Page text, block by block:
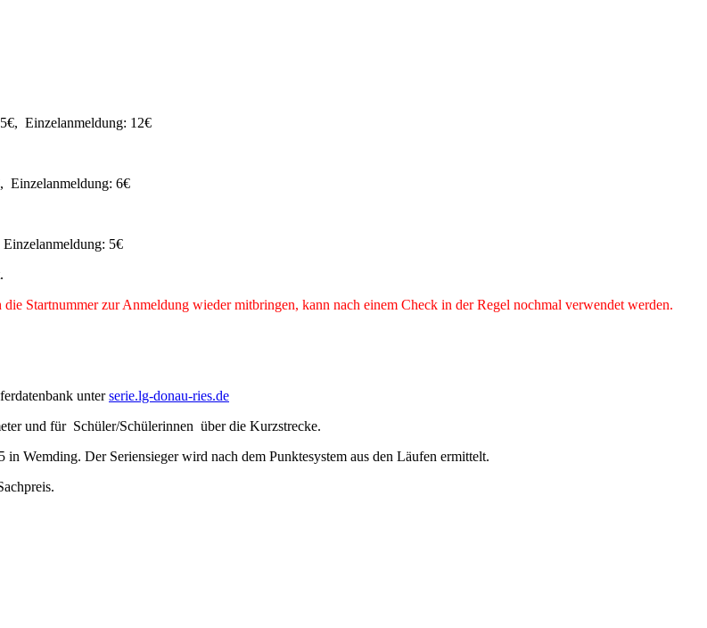
Einzelanmeldung: 12€
Einzelanmeldung: 6€
5€
Startnummer zur Anmeldung wieder mitbringen, kann nach einem Check in der Regel nochmal verwendet werden.
unterserie.lg-donau-ries.de
und für Schüler/Schülerinnen über die Kurzstrecke.
Wemding. Der Seriensieger wird nach dem Punktesystem aus den Läufen ermittelt.